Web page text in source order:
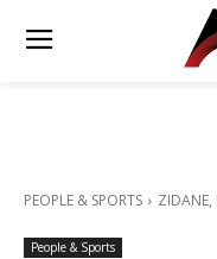
PEOPLE & SPORTS ZIDANE,
People & Sports